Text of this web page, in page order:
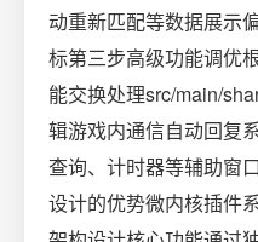
动重新匹配等数据展示
标第三步高级功能调优
能交换处理src/main/
辑游戏内通信自动回复
查询、计时器等辅助窗
设计的优势微内核插件